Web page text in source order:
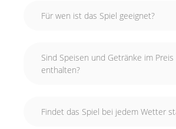
Für wen ist das Spiel geeignet?
Sind Speisen und Getränke im Preis
enthalten?
Findet das Spiel bei jedem Wetter